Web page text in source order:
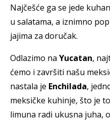
Najčešće ga se jede
u salatama, a iznimno
jajima za doručak.
Odlazimo na Yucatan,
ćemo i završiti našu
nastala je Enchilada,
meksičke kuhinje, što je
limuna radi ukusna juha,